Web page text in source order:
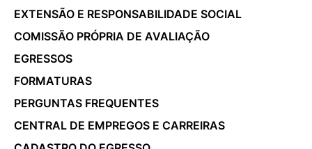
EXTENSÃO E RESPONSABILIDADE SOCIAL
COMISSÃO PRÓPRIA DE AVALIAÇÃO
EGRESSOS
FORMATURAS
PERGUNTAS FREQUENTES
CENTRAL DE EMPREGOS E CARREIRAS